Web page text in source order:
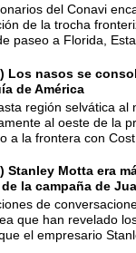
del Conavi
de la trocha
paseo a Florida,
Los nasos se
de América
región selvática al
al oeste de la
a la frontera con
Stanley Motta era
la campaña de
de
que han revelado
el empresario